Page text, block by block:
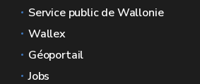
Service public de Wallonie
Wallex
Géoportail
Jobs